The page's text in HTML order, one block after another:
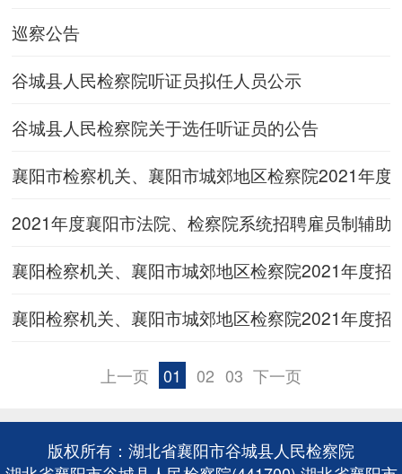
巡察公告
谷城县人民检察院听证员拟任人员公示
谷城县人民检察院关于选任听证员的公告
襄阳市检察机关、襄阳市城郊地区检察院2021年
2021年度襄阳市法院、检察院系统招聘雇员制辅助
襄阳检察机关、襄阳市城郊地区检察院2021年度
襄阳检察机关、襄阳市城郊地区检察院2021年度
上一页 01 02 03 下一页
版权所有：湖北省襄阳市谷城县人民检察院